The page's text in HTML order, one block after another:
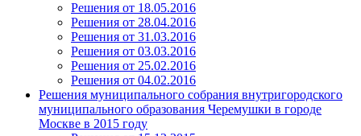
Решения от 18.05.2016
Решения от 28.04.2016
Решения от 31.03.2016
Решения от 03.03.2016
Решения от 25.02.2016
Решения от 04.02.2016
Решения муниципального собрания внутригородского
муниципального образования Черемушки в городе
Москве в 2015 году